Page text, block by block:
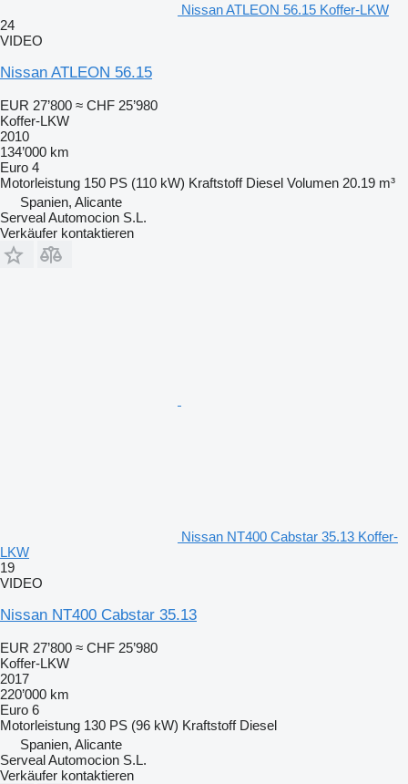
Nissan ATLEON 56.15 Koffer-LKW
24
VIDEO
Nissan ATLEON 56.15
EUR 27’800 ≈ CHF 25’980
Koffer-LKW
2010
134’000 km
Euro 4
Motorleistung 150 PS (110 kW) Kraftstoff Diesel Volumen 20.19 m³
Spanien, Alicante
Serveal Automocion S.L.
Verkäufer kontaktieren
Nissan NT400 Cabstar 35.13 Koffer-
LKW
19
VIDEO
Nissan NT400 Cabstar 35.13
EUR 27’800 ≈ CHF 25’980
Koffer-LKW
2017
220’000 km
Euro 6
Motorleistung 130 PS (96 kW) Kraftstoff Diesel
Spanien, Alicante
Serveal Automocion S.L.
Verkäufer kontaktieren